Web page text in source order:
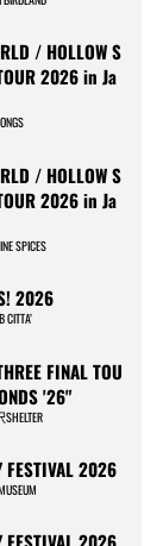
/ HOLLOW S
2026 in Ja
/ HOLLOW S
2026 in Ja
SPICES
2026
CITTA’
FINAL TOU
'26"
FESTIVAL 2026